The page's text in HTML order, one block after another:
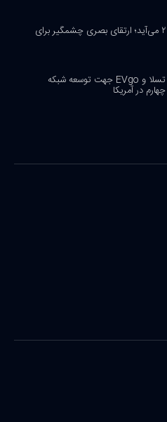
ماینکرفت به سوییچ ۲ می‌آید؛ ارتقای بصری چشمگیر برای
همکاری استراتژیک تسلا و EVgo جهت توسعه شبکه
در آمریکا